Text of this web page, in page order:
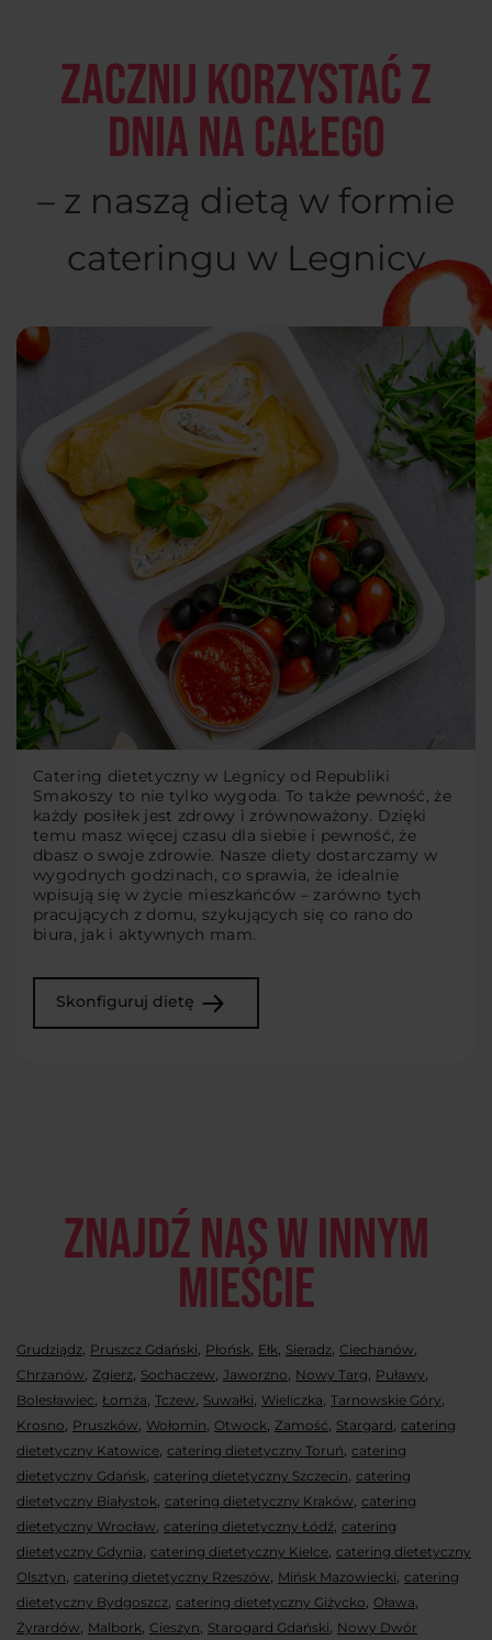
Zacznij korzystać z
dnia na całego
– z naszą dietą w formie
cateringu w Legnicy
Catering dietetyczny w Legnicy od Republiki
Smakoszy to nie tylko wygoda. To także pewność, że
każdy posiłek jest zdrowy i zrównoważony. Dzięki
temu masz więcej czasu dla siebie i pewność, że
dbasz o swoje zdrowie. Nasze diety dostarczamy w
wygodnych godzinach, co sprawia, że idealnie
wpisują się w życie mieszkańców – zarówno tych
pracujących z domu, szykujących się co rano do
biura, jak i aktywnych mam.
Skonfiguruj dietę
Znajdź nas w innym
mieście
Grudziądz, Pruszcz Gdański, Płońsk, Ełk, Sieradz, Ciechanów,
Chrzanów, Zgierz, Sochaczew, Jaworzno, Nowy Targ, Puławy,
Bolesławiec, Łomża, Tczew, Suwałki, Wieliczka, Tarnowskie Góry,
Krosno, Pruszków, Wołomin, Otwock, Zamość, Stargard, catering
dietetyczny Katowice, catering dietetyczny Toruń, catering
dietetyczny Gdańsk, catering dietetyczny Szczecin, catering
dietetyczny Białystok, catering dietetyczny Kraków, catering
dietetyczny Wrocław, catering dietetyczny Łódź, catering
dietetyczny Gdynia, catering dietetyczny Kielce, catering dietetyczny
Olsztyn, catering dietetyczny Rzeszów, Mińsk Mazowiecki, catering
dietetyczny Bydgoszcz, catering dietetyczny Giżycko, Oława,
Żyrardów, Malbork, Cieszyn, Starogard Gdański, Nowy Dwór